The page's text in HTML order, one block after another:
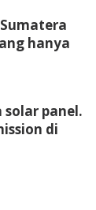
hanya
panel.
di